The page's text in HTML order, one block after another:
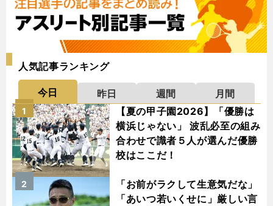
人気記事ランキング
今日 昨日 週間
月間
【夏の甲子園2026】「優勝は
横浜じゃない」 波乱必至の組み
合わせで識者５人が選んだ優勝
校はここだ！
1
「お前がラクして生意気だな」
「あいつ若いくせに」厳しい言
2